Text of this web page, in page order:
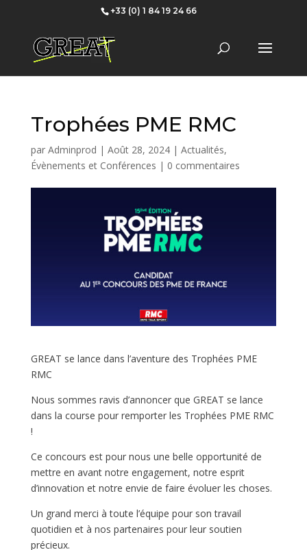
+33 (0) 1 84 19 24 66
Trophées PME RMC
par Adminprod | Août 28, 2024| Actualités,
Évènements et Conférences | 0 commentaires
GREAT se lance dans l’aventure des Trophées PME
RMC
Nous sommes ravis d’annoncer que GREAT se lance
dans la course pour remporter les Trophées PME RMC
!
Ce concours est pour nous une belle opportunité de
mettre en avant notre engagement, notre esprit
d’innovation et notre envie de faire évoluer les choses.
Un grand merci à toute l’équipe pour son travail
quotidien et à nos partenaires pour leur soutien
précieux.